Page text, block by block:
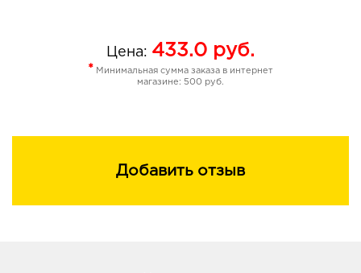
Цена: 433.0 руб.
* Минимальная сумма заказа в интернет
магазине: 500 руб.
Добавить отзыв